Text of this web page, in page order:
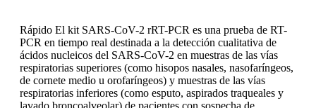
Rápido El kit SARS-CoV-2 rRT-PCR es una prueba de RT-
PCR en tiempo real destinada a la detección cualitativa de
ácidos nucleicos del SARS-CoV-2 en muestras de las vías
respiratorias superiores (como hisopos nasales, nasofaríngeos,
de cornete medio u orofaríngeos) y muestras de las vías
respiratorias inferiores (como esputo, aspirados traqueales y
lavado broncoalveolar) de pacientes con sospecha de